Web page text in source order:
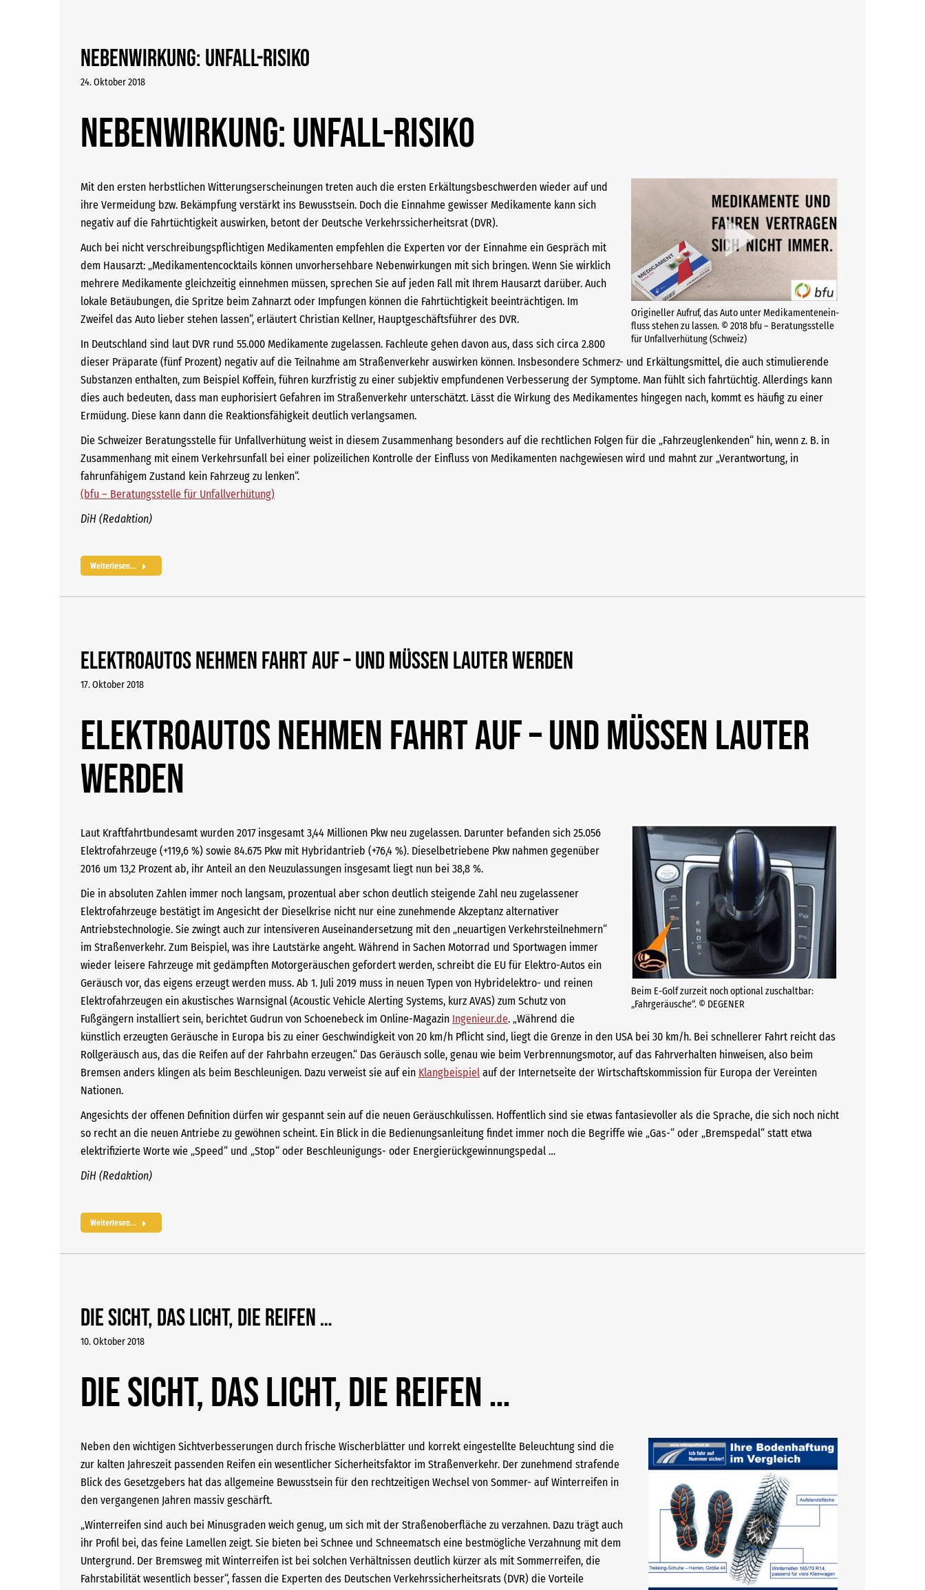
Nebenwirkung: Unfall-Risiko
24. Oktober 2018
Nebenwirkung: Unfall-Risiko
Origineller Aufruf, das Auto unter Medika­men­ten­ein­
fluss stehen zu lassen. © 2018 bfu – Beratungsstelle
für Unfallverhütung (Schweiz)
Mit den ersten herbstlichen Witterungserscheinungen treten auch die ersten Erkältungsbeschwerden wieder auf und
ihre Vermeidung bzw. Bekämpfung verstärkt ins Bewusstsein. Doch die Einnahme gewisser Medikamente kann sich
negativ auf die Fahrtüchtigkeit auswirken, betont der Deutsche Verkehrssicherheitsrat (DVR).
Auch bei nicht verschreibungspflichtigen Medikamenten empfehlen die Experten vor der Einnahme ein Gespräch mit
dem Hausarzt: „Medikamentencocktails können unvorhersehbare Nebenwirkungen mit sich bringen. Wenn Sie wirklich
mehrere Medikamente gleichzeitig einnehmen müssen, sprechen Sie auf jeden Fall mit Ihrem Hausarzt darüber. Auch
lokale Betäubungen, die Spritze beim Zahnarzt oder Impfungen können die Fahrtüchtigkeit beeinträchtigen. Im
Zweifel das Auto lieber stehen lassen“, erläutert Christian Kellner, Hauptgeschäftsführer des DVR.
In Deutschland sind laut DVR rund 55.000 Medikamente zugelassen. Fachleute gehen davon aus, dass sich circa 2.800
dieser Präparate (fünf Prozent) negativ auf die Teilnahme am Straßenverkehr auswirken können. Insbesondere Schmerz- und Erkältungsmittel, die auch stimulierende
Substanzen enthalten, zum Beispiel Koffein, führen kurzfristig zu einer subjektiv empfundenen Verbesserung der Symptome. Man fühlt sich fahrtüchtig. Allerdings kann
dies auch bedeuten, dass man euphorisiert Gefahren im Straßenverkehr unterschätzt. Lässt die Wirkung des Medikamentes hingegen nach, kommt es häufig zu einer
Ermüdung. Diese kann dann die Reaktionsfähigkeit deutlich verlangsamen.
Die Schweizer Beratungsstelle für Unfallverhütung weist in diesem Zusammenhang besonders auf die rechtlichen Folgen für die „Fahrzeuglenkenden“ hin, wenn z. B. in
Zusammenhang mit einem Verkehrsunfall bei einer polizeilichen Kontrolle der Einfluss von Medikamenten nachgewiesen wird und mahnt zur „Verantwortung, in
fahrunfähigem Zustand kein Fahrzeug zu lenken“.
(bfu – Beratungsstelle für Unfallverhütung)
DiH (Redaktion)
Weiterlesen...
Elektroautos nehmen Fahrt auf – und müssen lauter werden
17. Oktober 2018
Elektroautos nehmen Fahrt auf – und müssen lauter
werden
Beim E-Golf zurzeit noch optional zuschaltbar:
„Fahrgeräusche“. © DEGENER
Laut Kraftfahrtbundesamt wurden 2017 insgesamt 3,44 Millionen Pkw neu zugelassen. Darunter befanden sich 25.056
Elektrofahrzeuge (+119,6 %) sowie 84.675 Pkw mit Hybridantrieb (+76,4 %). Dieselbetriebene Pkw nahmen gegenüber
2016 um 13,2 Prozent ab, ihr Anteil an den Neuzulassungen insgesamt liegt nun bei 38,8 %.
Die in absoluten Zahlen immer noch langsam, prozentual aber schon deutlich steigende Zahl neu zugelassener
Elektrofahrzeuge bestätigt im Angesicht der Dieselkrise nicht nur eine zunehmende Akzeptanz alternativer
Antriebstechnologie. Sie zwingt auch zur intensiveren Auseinandersetzung mit den „neuartigen Verkehrsteilnehmern“
im Straßenverkehr. Zum Beispiel, was ihre Lautstärke angeht. Während in Sachen Motorrad und Sportwagen immer
wieder leisere Fahrzeuge mit gedämpften Motorgeräuschen gefordert werden, schreibt die EU für Elektro-Autos ein
Geräusch vor, das eigens erzeugt werden muss. Ab 1. Juli 2019 muss in neuen Typen von Hybridelektro- und reinen
Elektrofahrzeugen ein akustisches Warnsignal (Acoustic Vehicle Alerting Systems, kurz AVAS) zum Schutz von
Fußgängern installiert sein, berichtet Gudrun von Schoenebeck im Online-Magazin Ingenieur.de. „Während die
künstlich erzeugten Geräusche in Europa bis zu einer Geschwindigkeit von 20 km/h Pflicht sind, liegt die Grenze in den USA bei 30 km/h. Bei schnellerer Fahrt reicht das
Rollgeräusch aus, das die Reifen auf der Fahrbahn erzeugen.“ Das Geräusch solle, genau wie beim Verbrennungsmotor, auf das Fahrverhalten hinweisen, also beim
Bremsen anders klingen als beim Beschleunigen. Dazu verweist sie auf ein Klangbeispiel auf der Internetseite der Wirtschaftskommission für Europa der Vereinten
Nationen.
Angesichts der offenen Definition dürfen wir gespannt sein auf die neuen Geräuschkulissen. Hoffentlich sind sie etwas fantasievoller als die Sprache, die sich noch nicht
so recht an die neuen Antriebe zu gewöhnen scheint. Ein Blick in die Bedienungsanleitung findet immer noch die Begriffe wie „Gas-“ oder „Bremspedal“ statt etwa
elektrifizierte Worte wie „Speed“ und „Stop“ oder Beschleunigungs- oder Energierückgewinnungspedal …
DiH (Redaktion)
Weiterlesen...
Die Sicht, das Licht, die Reifen …
10. Oktober 2018
Die Sicht, das Licht, die Reifen …
Neben den wichtigen Sichtverbesserungen durch frische Wischerblätter und korrekt eingestellte Beleuchtung sind die
zur kalten Jahreszeit passenden Reifen ein wesentlicher Sicherheitsfaktor im Straßenverkehr. Der zunehmend strafende
Blick des Gesetzgebers hat das allgemeine Bewusstsein für den rechtzeitigen Wechsel von Sommer- auf Winterreifen in
den vergangenen Jahren massiv geschärft.
„Winterreifen sind auch bei Minusgraden weich genug, um sich mit der Straßenoberfläche zu verzahnen. Dazu trägt auch
ihr Profil bei, das feine Lamellen zeigt. Sie bieten bei Schnee und Schneematsch eine bestmögliche Verzahnung mit dem
Untergrund. Der Bremsweg mit Winterreifen ist bei solchen Verhältnissen deutlich kürzer als mit Sommerreifen, die
Fahrstabilität wesentlich besser“, fassen die Experten des Deutschen Verkehrssicherheitsrats (DVR) die Vorteile